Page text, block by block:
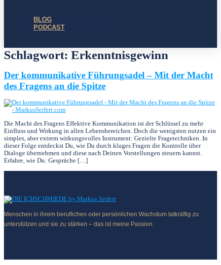
BLOG
PODCAST
Schlagwort: Erkenntnisgewinn
Der kommunikative Führungsadel – Mit der Macht
des Fragens an die Spitze
Die Macht des Fragens Effektive Kommunikation ist der Schlüssel zu mehr
Einfluss und Wirkung in allen Lebensbereichen. Doch die wenigsten nutzen ein
simples, aber extrem wirkungsvolles Instrument: Gezielte Fragetechniken. In
dieser Folge entdeckst Du, wie Du durch kluges Fragen die Kontrolle über
Dialoge übernehmen und diese nach Deinen Vorstellungen steuern kannst.
Erfahre, wie Du: Gespräche […]
Menschen in ihrem beruflichen oder persönlichen Wachstum tatkräftig zu
unterstützen und sie zu stärken – das ist meine Passion.